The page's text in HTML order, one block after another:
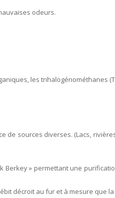
odeurs.
les trihalogénométhanes
de sources diverses. (Lacs,
Berkey » permettant une
décroit au fur et à mesure que